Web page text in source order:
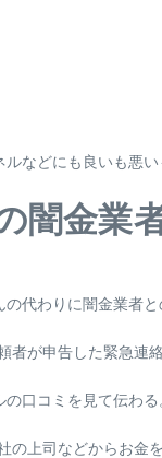
などにも良いも悪い
闇金業
代わりに闇金業者と
が申告した緊急
口コミを見て伝わる
の上司などからお金